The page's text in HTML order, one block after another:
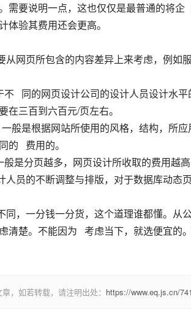
需要说明一点，这也仅仅是最普通的将
体验其费用还会更高。
从网页所包含的内容差异上来考虑，例如
同的网页设计公司的设计人员设计水
在三百到六百元/页左右。
般是根据网站所使用的风格，结构，所
的   费用的。
是分页越多，网页设计所收取的费用越
人员的不断调整与排版，对于数据库动态
同，一分钱一分货，这个道理谁都懂。从
清楚。不能因为   考虑当下，就选便宜的
，如若转载，请注明出处： https://www.eq.js.cn/